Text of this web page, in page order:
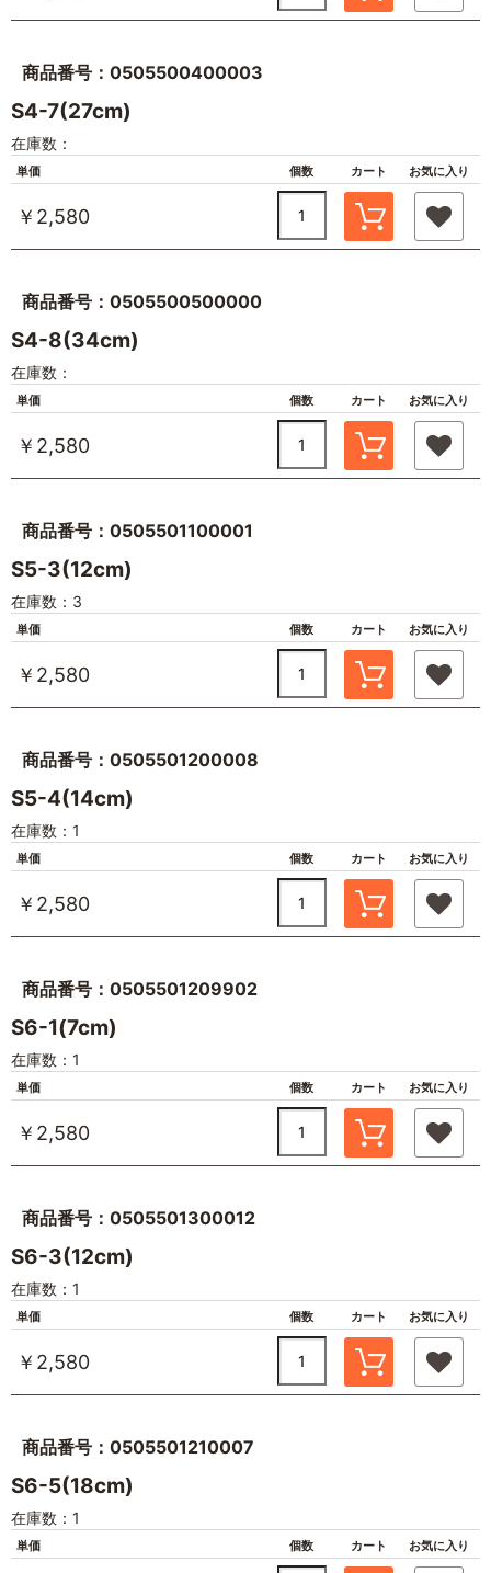
商品番号：0505500400003
S4-7(27cm)
在庫数：
単価 個数 カート お気に入り
￥2,580
商品番号：0505500500000
S4-8(34cm)
在庫数：
単価 個数 カート お気に入り
￥2,580
商品番号：0505501100001
S5-3(12cm)
在庫数：3
単価 個数 カート お気に入り
￥2,580
商品番号：0505501200008
S5-4(14cm)
在庫数：1
単価 個数 カート お気に入り
￥2,580
商品番号：0505501209902
S6-1(7cm)
在庫数：1
単価 個数 カート お気に入り
￥2,580
商品番号：0505501300012
S6-3(12cm)
在庫数：1
単価 個数 カート お気に入り
￥2,580
商品番号：0505501210007
S6-5(18cm)
在庫数：1
単価 個数 カート お気に入り